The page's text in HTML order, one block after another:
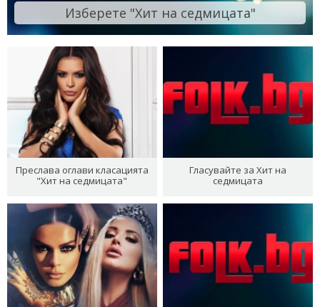
Изберете "Хит на седмицата"
Преслава оглави класацията
"Хит на седмицата"
Гласувайте за Хит на
седмицата